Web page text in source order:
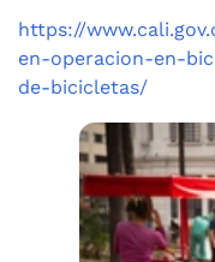
https://
en-operacion-en-
de-bicicletas/